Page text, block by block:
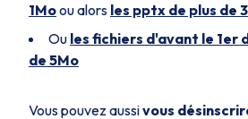
1Moou alors les pptx de plus de
Ou les fichiers d'avant le 1er
de 5Mo
Vous pouvez aussivous